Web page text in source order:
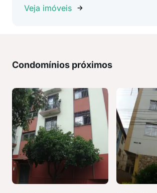
Veja imóveis
Condomínios próximos